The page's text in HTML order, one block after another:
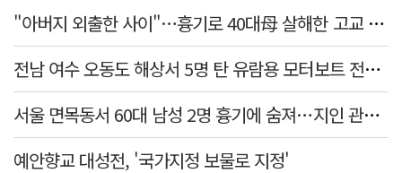
"아버지 외출한 사이"…흉기로 40대母 살해한 고교 자퇴생, 구속 기로에
전남 여수 오동도 해상서 5명 탄 유람용 모터보트 전복…2명 숨져
서울 면목동서 60대 남성 2명 흉기에 숨져…지인 관계로 추정
예안향교 대성전, '국가지정 보물로 지정'